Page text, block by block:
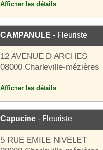
Afficher les détails
CAMPANULE - Fleuriste
12 AVENUE D ARCHES
08000 Charleville-mézières
Afficher les détails
Capucine - Fleuriste
5 RUE EMILE NIVELET